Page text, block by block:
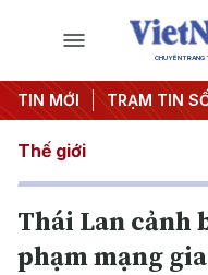
CHUYÊN TRANG
TIN MỚI TRẠM TIN
quyết thành hành
Thế giới
Thái Lan cảnh
phạm mạng